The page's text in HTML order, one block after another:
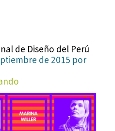
de Diseño del Perú
de 2015 por